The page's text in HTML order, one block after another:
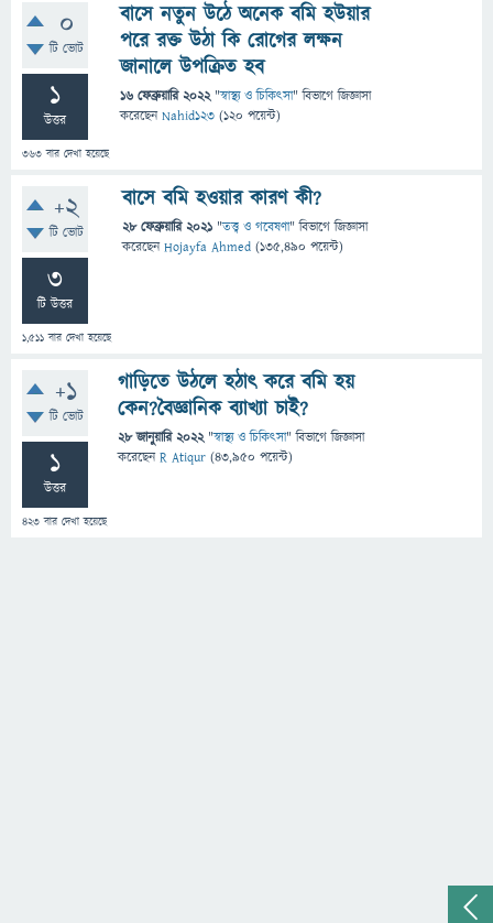
0
টি ভোট
1
উত্তর
363 বার দেখা হয়েছে
বাসে নতুন উঠে অনেক বমি হউয়ার
পরে রক্ত উঠা কি রোগের লক্ষন
জানালে উপক্রিত হব
16 ফেব্রুয়ারি 2022 "স্বাস্থ্য ও চিকিৎসা" বিভাগে জিজ্ঞাসা
করেছেনNahid123 (120 পয়েন্ট)
+2
টি ভোট
3
টি উত্তর
1,511 বার দেখা হয়েছে
বাসে বমি হওয়ার কারণ কী?
28 ফেব্রুয়ারি 2021 "তত্ত্ব ও গবেষণা" বিভাগে জিজ্ঞাসা
করেছেনHojayfa Ahmed (135,490 পয়েন্ট)
+1
টি ভোট
1
উত্তর
423 বার দেখা হয়েছে
গাড়িতে উঠলে হঠাৎ করে বমি হয়
কেন?বৈজ্ঞানিক ব্যাখ্যা চাই?
28 জানুয়ারি 2022 "স্বাস্থ্য ও চিকিৎসা" বিভাগে জিজ্ঞাসা
করেছেনR Atiqur (43,950 পয়েন্ট)